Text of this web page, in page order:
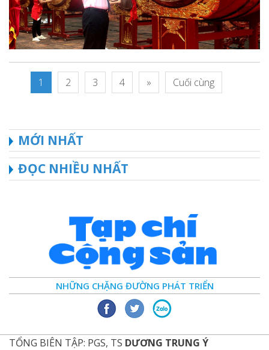
1 2 3 4 » Cuối cùng
MỚI NHẤT
ĐỌC NHIỀU NHẤT
NHỮNG CHẶNG ĐƯỜNG PHÁT TRIỂN
TỔNG BIÊN TẬP: PGS, TS DƯƠNG TRUNG Ý